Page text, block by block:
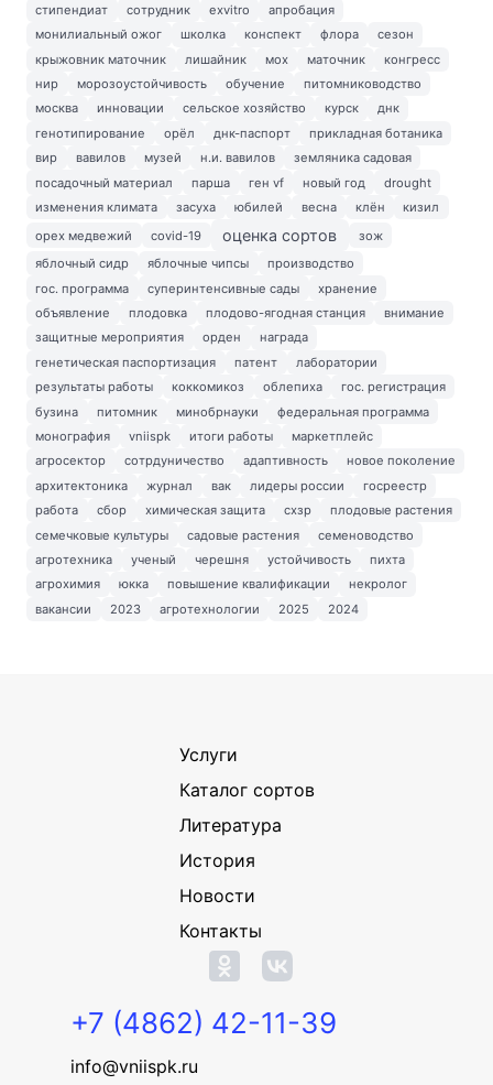
стипендиат
сотрудник exvitro
апробация
монилиальный ожог
школка конспект флора
сезон
крыжовник маточник
лишайник мох маточник
конгресс
нир
морозоустойчивость обучение
питомниководство
москва
инновации сельское хозяйство курск
днк
генотипирование
орёл днк-паспорт
прикладная ботаника
вир
вавилов музей н.и. вавилов
земляника садовая
посадочный материал
парша ген vf новый год
drought
изменения климата
засуха юбилей весна клён
кизил
орех медвежий
covid-19 оценка сортов
зож
яблочный сидр
яблочные чипсы
производство
гос. программа
суперинтенсивные сады
хранение
объявление
плодовка плодово-ягодная станция
внимание
защитные мероприятия
орден
награда
генетическая паспортизация
патент
лаборатории
результаты работы
коккомикоз облепиха
гос. регистрация
бузина
питомник минобрнауки
федеральная программа
монография
vniispk итоги работы
маркетплейс
агросектор
сотрдуничество адаптивность
новое поколение
архитектоника
журнал вак лидеры россии
госреестр
работа
сбор химическая защита схзр
плодовые растения
семечковые культуры
садовые растения
семеноводство
агротехника
ученый черешня устойчивость
пихта
агрохимия
юкка повышение квалификации
некролог
вакансии
2023 агротехнологии 2025 2024
Услуги
Каталог сортов
Литература
История
Новости
Контакты
+7 (4862) 42-11-39
info@vniispk.ru